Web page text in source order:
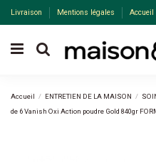
Livraison Mentions légales Accueil
Accueil ENTRETIEN DE LA MAISON
de 6 Vanish Oxi Action poudre Gold 840gr